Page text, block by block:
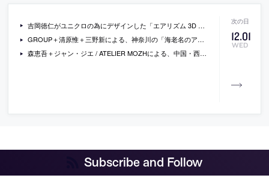
12.01
WED
吉岡徳仁がユニクロの為にデザインした「エアリズム 3D マスク」。製造工程からデザインされ、インナーウェアの製造技術から着想を得た縫い目のないマスクで、約1年の時間をかけ100パターン以上の試作検証を行い完成
GROUP＋清原惟＋三野新による、神奈川の「海老名のアトリエ付きシェアハウス」。メーカーが建設した集合住宅の改修の依頼に、設計者が実際にそこに住み“生活の痕跡”を見つけ“形”に再構築することで、その新しい関係性により建築が更に変化する発端となることを構想
森恵吾＋ジャン・ジエ / ATELIER MOZHによる、中国・西安市の、ギャラリーと絵画教室「Liu painting studio」。設計検討の中で“森の礼拝堂での体験”を回顧した設計者は、天井に完璧な正円を描くことで、集まる生徒と先生の行為を支える背景としての空間を構想
Subscribe and Follow